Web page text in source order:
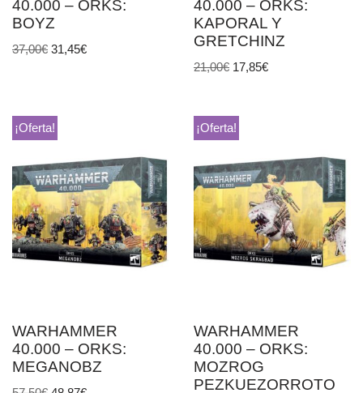
40.000 – ORKS:
BOYZ
37,00€ 31,45€
40.000 – ORKS:
KAPORAL Y
GRETCHINZ
21,00€ 17,85€
¡Oferta!
WARHAMMER
40.000 – ORKS:
MEGANOBZ
¡Oferta!
WARHAMMER
40.000 – ORKS:
MOZROG
PEZKUEZORROTO